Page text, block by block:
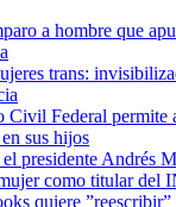
a hombre que
trans:
Civil Federal permite
sus hijos
presidente Andrés
como titular del
quiere ”reescribir”